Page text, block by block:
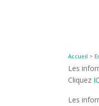
Accueil >
Les
Cliquez
Les